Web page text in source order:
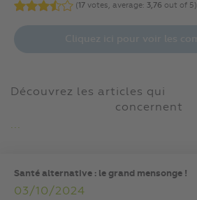
(17 votes, average: 3,76 out of 5)
Découvrez les articles qui
concernent
...
Santé alternative : le grand mensonge !
03/10/2024